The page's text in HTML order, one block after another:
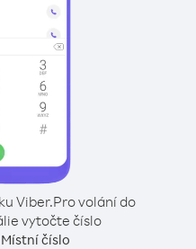
Viber.Pro volání do
vytočte číslo
Místní číslo